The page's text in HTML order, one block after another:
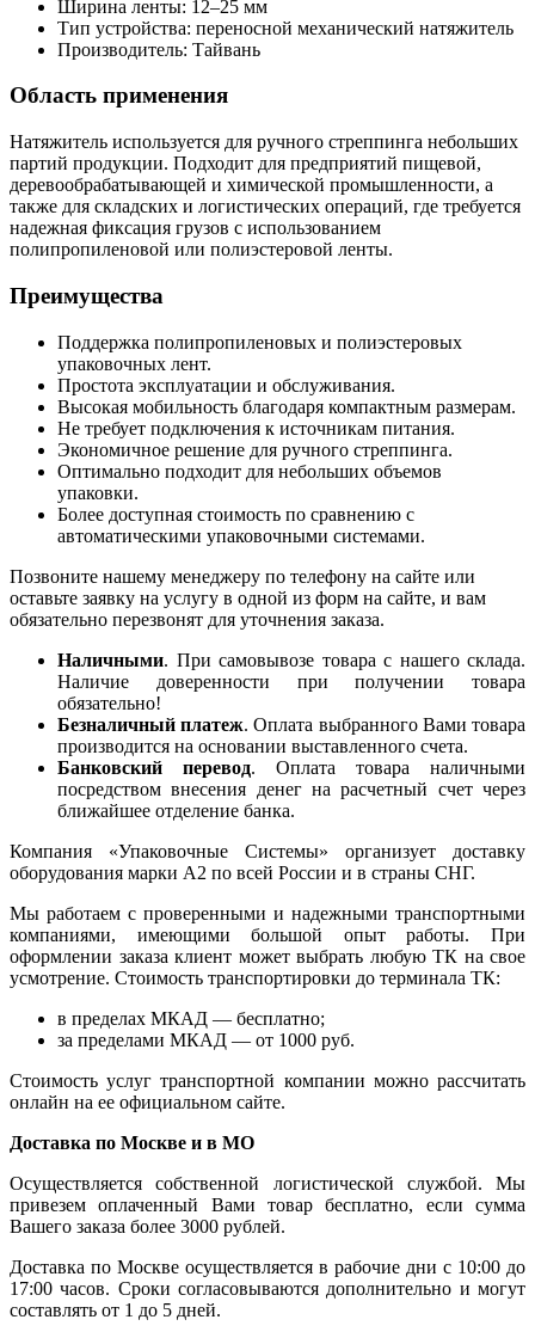
Ширина ленты: 12–25 мм
Тип устройства: переносной механический натяжитель
Производитель: Тайвань
Область применения
Натяжитель используется для ручного стреппинга небольших
партий продукции. Подходит для предприятий пищевой,
деревообрабатывающей и химической промышленности, а
также для складских и логистических операций, где требуется
надежная фиксация грузов с использованием
полипропиленовой или полиэстеровой ленты.
Преимущества
Поддержка полипропиленовых и полиэстеровых
упаковочных лент.
Простота эксплуатации и обслуживания.
Высокая мобильность благодаря компактным размерам.
Не требует подключения к источникам питания.
Экономичное решение для ручного стреппинга.
Оптимально подходит для небольших объемов
упаковки.
Более доступная стоимость по сравнению с
автоматическими упаковочными системами.
Позвоните нашему менеджеру по телефону на сайте или
оставьте заявку на услугу в одной из форм на сайте, и вам
обязательно перезвонят для уточнения заказа.
Наличными. При самовывозе товара с нашего склада.
Наличие доверенности при получении товара
обязательно!
Безналичный платеж. Оплата выбранного Вами товара
производится на основании выставленного счета.
Банковский перевод. Оплата товара наличными
посредством внесения денег на расчетный счет через
ближайшее отделение банка.
Компания «Упаковочные Системы» организует доставку
оборудования марки А2 по всей России и в страны СНГ.
Мы работаем с проверенными и надежными транспортными
компаниями, имеющими большой опыт работы. При
оформлении заказа клиент может выбрать любую ТК на свое
усмотрение. Стоимость транспортировки до терминала ТК:
в пределах МКАД — бесплатно;
за пределами МКАД — от 1000 руб.
Стоимость услуг транспортной компании можно рассчитать
онлайн на ее официальном сайте.
Доставка по Москве и в МО
Осуществляется собственной логистической службой. Мы
привезем оплаченный Вами товар бесплатно, если сумма
Вашего заказа более 3000 рублей.
Доставка по Москве осуществляется в рабочие дни с 10:00 до
17:00 часов. Сроки согласовываются дополнительно и могут
составлять от 1 до 5 дней.